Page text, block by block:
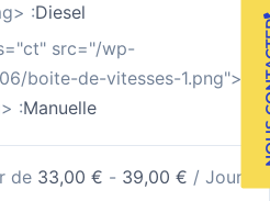
:Diesel
src="/wp-
boite-de-vitesses-1.png">
:Manuelle
de 33,00 € - 39,00 € / Jour